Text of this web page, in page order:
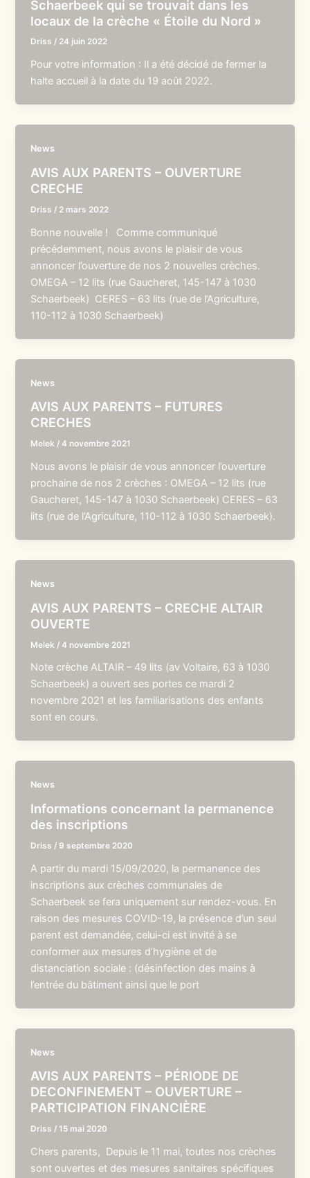
Schaerbeek qui se trouvait dans les
locaux de la crèche « Étoile du Nord »
Driss / 24 juin 2022
Pour votre information : Il a été décidé de fermer la
halte accueil à la date du 19 août 2022.
News
AVIS AUX PARENTS – OUVERTURE
CRECHE
Driss / 2 mars 2022
Bonne nouvelle ! Comme communiqué
précédemment, nous avons le plaisir de vous
annoncer l’ouverture de nos 2 nouvelles crèches.
OMEGA – 12 lits (rue Gaucheret, 145-147 à 1030
Schaerbeek) CERES – 63 lits (rue de l’Agriculture,
110-112 à 1030 Schaerbeek)
News
AVIS AUX PARENTS – FUTURES
CRECHES
Melek /4 novembre 2021
Nous avons le plaisir de vous annoncer l’ouverture
prochaine de nos 2 crèches : OMEGA – 12 lits (rue
Gaucheret, 145-147 à 1030 Schaerbeek) CERES – 63
lits (rue de l’Agriculture, 110-112 à 1030 Schaerbeek).
News
AVIS AUX PARENTS – CRECHE ALTAIR
OUVERTE
Melek /4 novembre 2021
Note crèche ALTAIR – 49 lits (av Voltaire, 63 à 1030
Schaerbeek) a ouvert ses portes ce mardi 2
novembre 2021 et les familiarisations des enfants
sont en cours.
News
Informations concernant la permanence
des inscriptions
Driss / 9 septembre 2020
A partir du mardi 15/09/2020, la permanence des
inscriptions aux crèches communales de
Schaerbeek se fera uniquement sur rendez-vous. En
raison des mesures COVID-19, la présence d’un seul
parent est demandée, celui-ci est invité à se
conformer aux mesures d’hygiène et de
distanciation sociale : (désinfection des mains à
l’entrée du bâtiment ainsi que le port
News
AVIS AUX PARENTS – PÉRIODE DE
DECONFINEMENT – OUVERTURE –
PARTICIPATION FINANCIÈRE
Driss /15 mai 2020
Chers parents, Depuis le 11 mai, toutes nos crèches
sont ouvertes et des mesures sanitaires spécifiques